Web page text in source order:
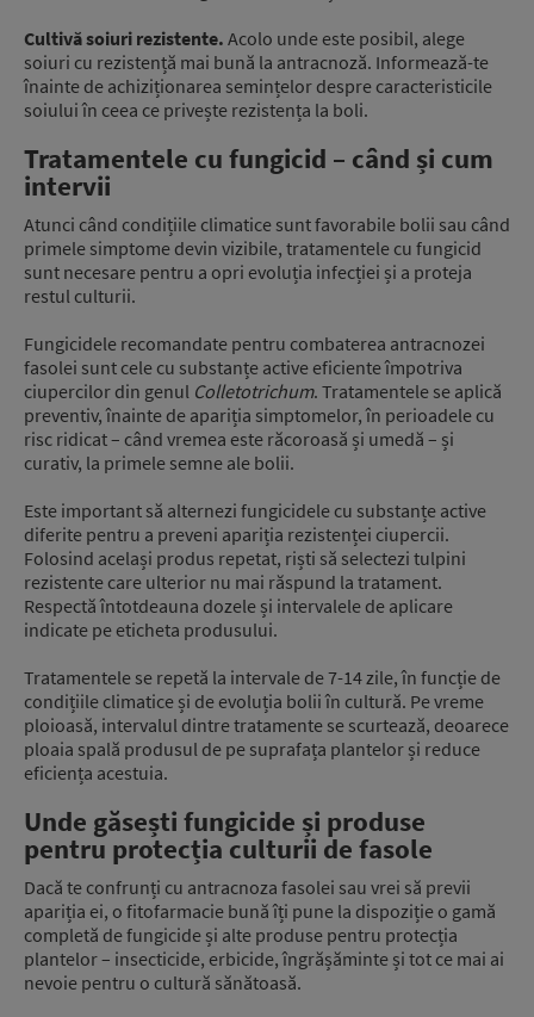
Cultivă soiuri rezistente. Acolo unde este posibil, alege
soiuri cu rezistență mai bună la antracnoză. Informează-te
înainte de achiziționarea semințelor despre caracteristicile
soiului în ceea ce privește rezistența la boli.
Tratamentele cu fungicid – când și cum
intervii
Atunci când condițiile climatice sunt favorabile bolii sau când
primele simptome devin vizibile, tratamentele cu fungicid
sunt necesare pentru a opri evoluția infecției și a proteja
restul culturii.
Fungicidele recomandate pentru combaterea antracnozei
fasolei sunt cele cu substanțe active eficiente împotriva
ciupercilor din genul Colletotrichum. Tratamentele se aplică
preventiv, înainte de apariția simptomelor, în perioadele cu
risc ridicat – când vremea este răcoroasă și umedă – și
curativ, la primele semne ale bolii.
Este important să alternezi fungicidele cu substanțe active
diferite pentru a preveni apariția rezistenței ciupercii.
Folosind același produs repetat, riști să selectezi tulpini
rezistente care ulterior nu mai răspund la tratament.
Respectă întotdeauna dozele și intervalele de aplicare
indicate pe eticheta produsului.
Tratamentele se repetă la intervale de 7-14 zile, în funcție de
condițiile climatice și de evoluția bolii în cultură. Pe vreme
ploioasă, intervalul dintre tratamente se scurtează, deoarece
ploaia spală produsul de pe suprafața plantelor și reduce
eficiența acestuia.
Unde găsești fungicide și produse
pentru protecția culturii de fasole
Dacă te confrunți cu antracnoza fasolei sau vrei să previi
apariția ei, o fitofarmacie bună îți pune la dispoziție o gamă
completă de fungicide și alte produse pentru protecția
plantelor – insecticide, erbicide, îngrășăminte și tot ce mai ai
nevoie pentru o cultură sănătoasă.